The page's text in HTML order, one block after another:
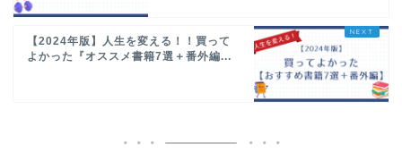
【2024年版】人生を変える！！買って
よかった『オススメ書籍7選＋番外編...